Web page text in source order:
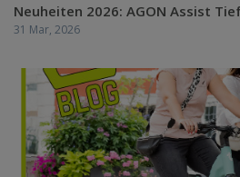
Neuheiten 2026: AGON Assist
31 Mar, 2026